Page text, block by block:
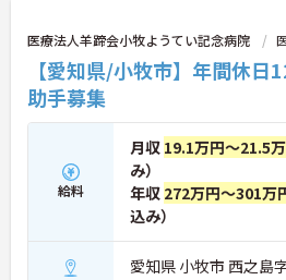
効率化など、ワークライフバランスを
年70歳まで長期的に活躍できる制度が
います。複数施設を経験することで培
メント視点は、将来的なエリアマネー
ャリアアップにも直結しており、最新の
性を発揮したいプロフェッショナルの方
す。
★おすすめPOINT★
・広域支援員として複数のホームを巡
ームのパートスタッフの教育やサポー
ことができ、現場の介助業務にとどまら
営や人材育成の視点を養うことで、将
ネージャー候補としてのステップアッ
医療法人羊蹄会小牧ようてい記念病院
【愛知県/小牧市】年間休
助手募集
給料
月収 19.1万円～21.5
み）
年収 272万円～301万
込み）
愛知県 小牧市 西之島